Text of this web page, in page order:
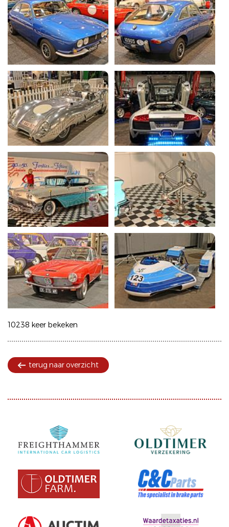
10238 keer bekeken
terug naar overzicht